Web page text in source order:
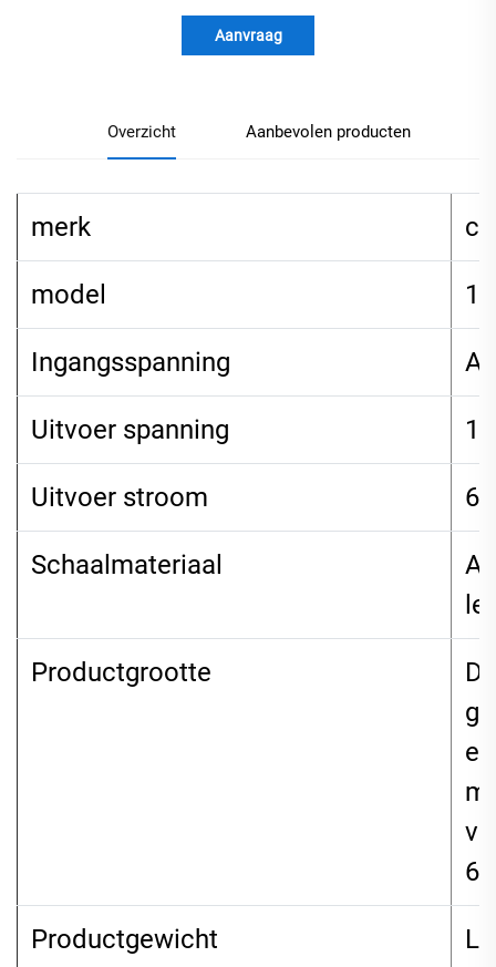
Aanvraag
Overzicht Aanbevolen producten
merk
model
Ingangsspanning
Uitvoer spanning
Uitvoer stroom 6A
Schaalmateriaal
Productgrootte
Productgewicht